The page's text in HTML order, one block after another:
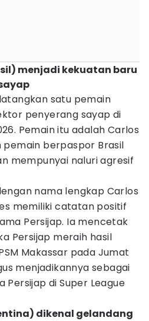
menjadi kekuatan baru
satu pemain
penyerang sayap di
Pemain itu adalah Carlos
pemain berpaspor Brasil
mempunyai naluri agresif
nama lengkap Carlos
memiliki catatan positif
Persijap. Ia mencetak
Persijap meraih hasil
Makassar pada Jumat
menjadikannya sebagai
di Super League
dikenal gelandang